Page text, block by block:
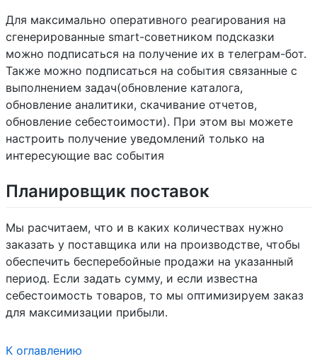
Для максимально оперативного реагирования на
сгенерированные smart-советником подсказки
можно подписаться на получение их в телеграм-бот.
Также можно подписаться на события связанные с
выполнением задач(обновление каталога,
обновление аналитики, скачивание отчетов,
обновление себестоимости). При этом вы можете
настроить получение уведомлений только на
интересующие вас события
Планировщик поставок
Мы расчитаем, что и в каких количествах нужно
заказать у поставщика или на производстве, чтобы
обеспечить бесперебойные продажи на указанный
период. Если задать сумму, и если известна
себестоимость товаров, то мы оптимизируем заказ
для максимизации прибыли.
К оглавлению